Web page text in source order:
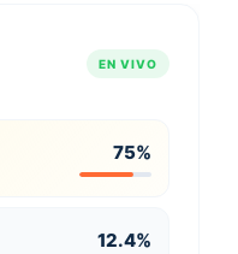
EN VIVO
75%
12.4%